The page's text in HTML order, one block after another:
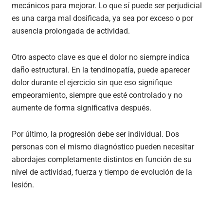
mecánicos para mejorar. Lo que sí puede ser perjudicial
es una carga mal dosificada, ya sea por exceso o por
ausencia prolongada de actividad.
Otro aspecto clave es que el dolor no siempre indica
daño estructural. En la tendinopatía, puede aparecer
dolor durante el ejercicio sin que eso signifique
empeoramiento, siempre que esté controlado y no
aumente de forma significativa después.
Por último, la progresión debe ser individual. Dos
personas con el mismo diagnóstico pueden necesitar
abordajes completamente distintos en función de su
nivel de actividad, fuerza y tiempo de evolución de la
lesión.